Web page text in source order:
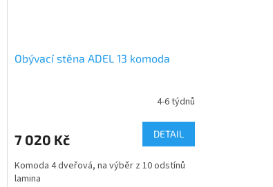
Obývací stěna ADEL 13 komoda
4-6 týdnů
7 020 Kč DETAIL
Komoda 4 dveřová, na výběr z 10 odstínů
lamina